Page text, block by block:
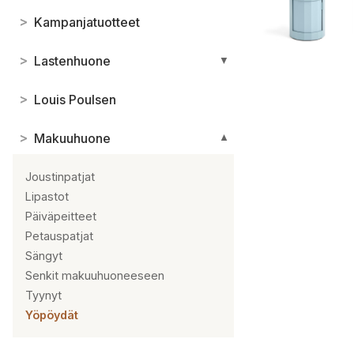
> Kampanjatuotteet
> Lastenhuone ▼
> Louis Poulsen
> Makuuhuone ▼
Joustinpatjat
Lipastot
Päiväpeitteet
Petauspatjat
Sängyt
Senkit makuuhuoneeseen
Tyynyt
Yöpöydät